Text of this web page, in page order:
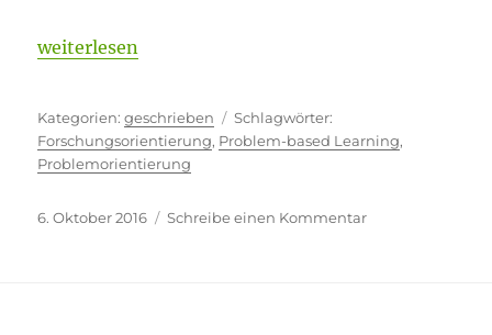
„Kommentarlos rausgeworfen“
weiterlesen
Kategorien
geschrieben
Forschungsorientierung, Problem-based Learning,
Problemorientierung
Veröffentlicht
6. Oktober 2016 Schreibe einen Kommentarzu